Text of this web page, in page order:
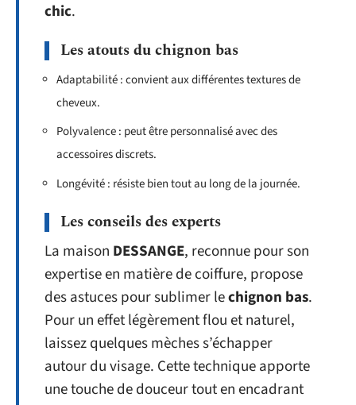
chic.
Les atouts du chignon bas
Adaptabilité : convient aux différentes textures de
cheveux.
Polyvalence : peut être personnalisé avec des
accessoires discrets.
Longévité : résiste bien tout au long de la journée.
Les conseils des experts
La maison DESSANGE, reconnue pour son
expertise en matière de coiffure, propose
des astuces pour sublimer lechignon bas.
Pour un effet légèrement flou et naturel,
laissez quelques mèches s’échapper
autour du visage. Cette technique apporte
une touche de douceur tout en encadrant